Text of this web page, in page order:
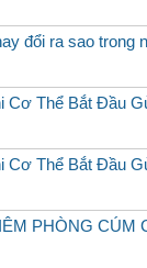
đổi ra sao trong
Cơ Thể Bắt Đầu
Cơ Thể Bắt Đầu
PHÒNG CÚM